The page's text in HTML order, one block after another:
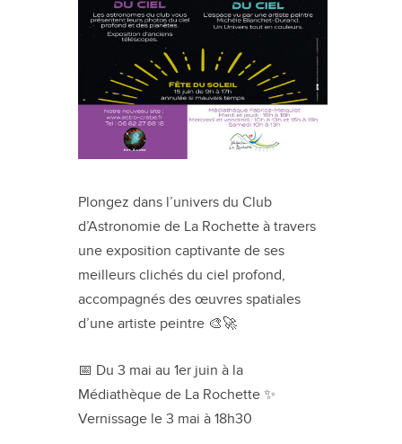
Plongez dans l’univers du Club
d’Astronomie de La Rochette à travers
une exposition captivante de ses
meilleurs clichés du ciel profond,
accompagnés des œuvres spatiales
d’une artiste peintre 🎨🚀
📅 Du 3 mai au 1er juin à la
Médiathèque de La Rochette ✨
Vernissage le 3 mai à 18h30